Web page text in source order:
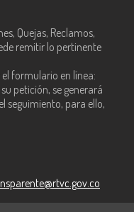
Quejas, Reclamos,
remitir lo pertinente
formulario en línea:
petición, se generará
seguimiento, para ello,